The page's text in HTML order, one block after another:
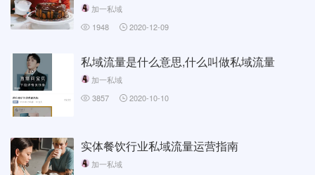
加一私域
1948
2020-12-09
私域流量是什么意思,什么叫做私域流量
加一私域
3857
2020-10-10
实体餐饮行业私域流量运营指南
加一私域